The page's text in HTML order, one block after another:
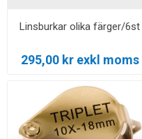
Linsburkar olika färger/6st
295,00 kr exkl moms